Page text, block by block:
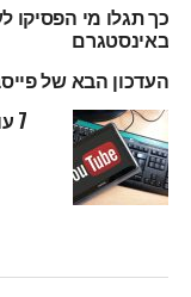
כך תגלו מי הפסיקו
באינסטגרם
העדכון הבא של
7 עובדות שלא ידעתם על יוטיוב